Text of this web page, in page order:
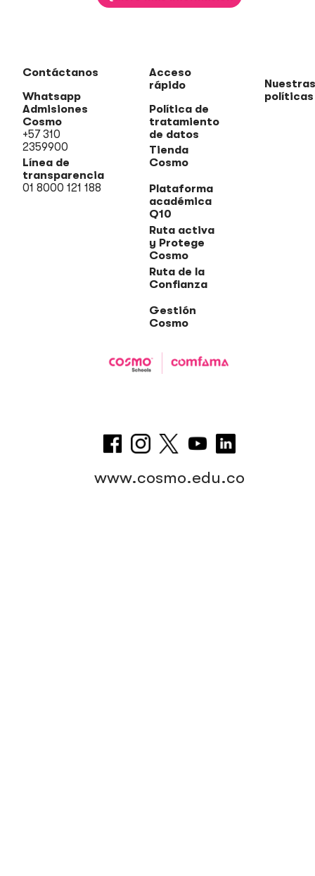
Contáctanos
Whatsapp
Admisiones
Cosmo
+57 310
2359900
Línea de
transparencia
01 8000 121 188
Acceso
rápido
Política de
tratamiento
de datos
Tienda
Cosmo
Plataforma
académica
Q10
Ruta activa
y Protege
Cosmo
Ruta de la
Confianza
Gestión
Cosmo
Nuestras
políticas
www.cosmo.edu.co